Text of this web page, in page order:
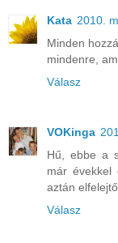
Kata 2010.
Minden
mindenre,
Válasz
VOKinga
Hű, ebbe a
már évekkel
aztán
Válasz